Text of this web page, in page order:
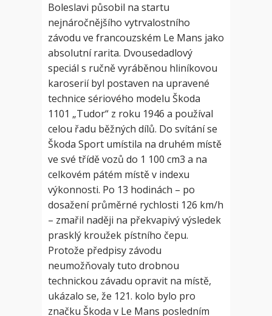
Boleslavi působil na startu
nejnáročnějšího vytrvalostního
závodu ve francouzském Le Mans jako
absolutní rarita. Dvousedadlový
speciál s ručně vyráběnou hliníkovou
karoserií byl postaven na upravené
technice sériového modelu Škoda
1101 „Tudor“ z roku 1946 a používal
celou řadu běžných dílů. Do svítání se
Škoda Sport umístila na druhém místě
ve své třídě vozů do 1 100 cm3 a na
celkovém pátém místě v indexu
výkonnosti. Po 13 hodinách – po
dosažení průměrné rychlosti 126 km/h
– zmařil naději na překvapivý výsledek
prasklý kroužek pístního čepu.
Protože předpisy závodu
neumožňovaly tuto drobnou
technickou závadu opravit na místě,
ukázalo se, že 121. kolo bylo pro
značku Škoda v Le Mans posledním